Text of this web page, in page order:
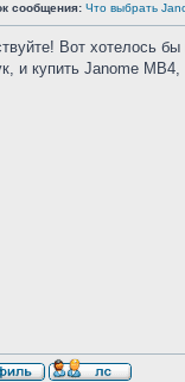
сообщения: Что выбрать
Вот хотелось
и купить Janome